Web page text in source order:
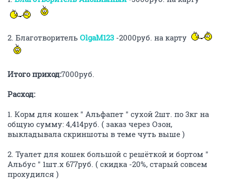
2. Благотворитель OlgaM123 -2000руб. на карту
Итого приход:7000руб.
Расход:
1. Корм для кошек " Альфапет " сухой 2шт. по 3кг на
общую сумму: 4,414руб. ( заказ через Озон,
выкладывала скриншоты в теме чуть выше )
2. Туалет для кошек большой с решёткой и бортом "
Альбус " 1шт.х 677руб. ( скидка -20%, старый совсем
прохудился )